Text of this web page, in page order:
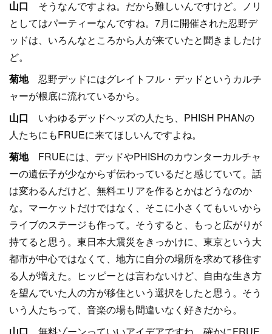
山口 そうなんですよね。だから難しいんですけど。ノリ
としてはパーティーなんですね。7月に開催された忍野デ
ッドは、いろんなところから人が来ていたと聞きましたけ
ど。
菊地忍野デッドにはグレイトフル・デッドというカルチ
ャーが根底に流れているから。
山口 いわゆるデッドヘッズの人たち、PHISH PHANの
人たちにもFRUEに来てほしいんですよね。
菊地FRUEには、デッドやPHISHのカウンターカルチャ
ーの遺伝子が少なからず伝わっているだと感じていて。話
は変わるんだけど、無料エリアを作るとかはどうなのか
な。マーケットだけではなく、そこに小さくてもいいから
ライブのステージも作って。そうすると、もっと広がりが
持てると思う。東日本大震災をきっかけに、東京という大
都市が中心ではなくて、地方に自分の場所を求めて移住す
る人が増えた。ヒッピーとは言わないけど、自由な生き方
を望んでいた人の方が移住という選択をしたと思う。そう
いう人たちって、音楽の場も間違いなく好きだから。